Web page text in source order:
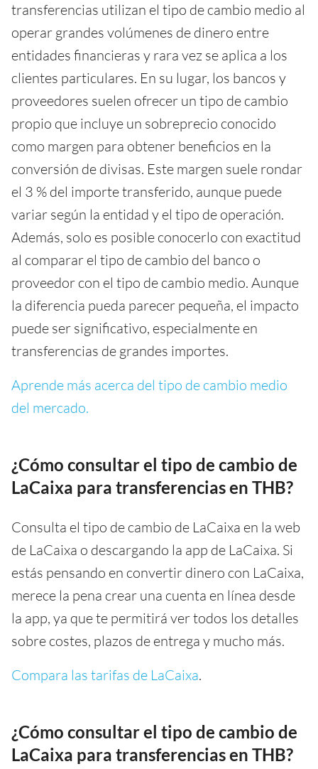
transferencias utilizan el tipo de cambio medio al
operar grandes volúmenes de dinero entre
entidades financieras y rara vez se aplica a los
clientes particulares. En su lugar, los bancos y
proveedores suelen ofrecer un tipo de cambio
propio que incluye un sobreprecio conocido
como margen para obtener beneficios en la
conversión de divisas. Este margen suele rondar
el 3 % del importe transferido, aunque puede
variar según la entidad y el tipo de operación.
Además, solo es posible conocerlo con exactitud
al comparar el tipo de cambio del banco o
proveedor con el tipo de cambio medio. Aunque
la diferencia pueda parecer pequeña, el impacto
puede ser significativo, especialmente en
transferencias de grandes importes.
Aprende más acerca del tipo de cambio medio
del mercado.
¿Cómo consultar el tipo de cambio de
LaCaixa para transferencias en THB?
Consulta el tipo de cambio de LaCaixa en la web
de LaCaixa o descargando la app de LaCaixa. Si
estás pensando en convertir dinero con LaCaixa,
merece la pena crear una cuenta en línea desde
la app, ya que te permitirá ver todos los detalles
sobre costes, plazos de entrega y mucho más.
Compara las tarifas de LaCaixa.
¿Cómo consultar el tipo de cambio de
LaCaixa para transferencias en THB?